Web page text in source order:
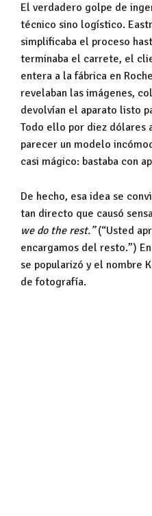
El verdadero golpe de
técnico sino logístico.
simplificaba el proceso
terminaba el carrete, el
entera a la fábrica en
revelaban las imágenes,
devolvían el aparato listo
Todo ello por diez dólares
parecer un modelo
casi mágico: bastaba con
De hecho, esa idea se
tan directo que causó
we do the rest.”(“Usted
encargamos del resto.”)
se popularizó y el nombre
de fotografía.